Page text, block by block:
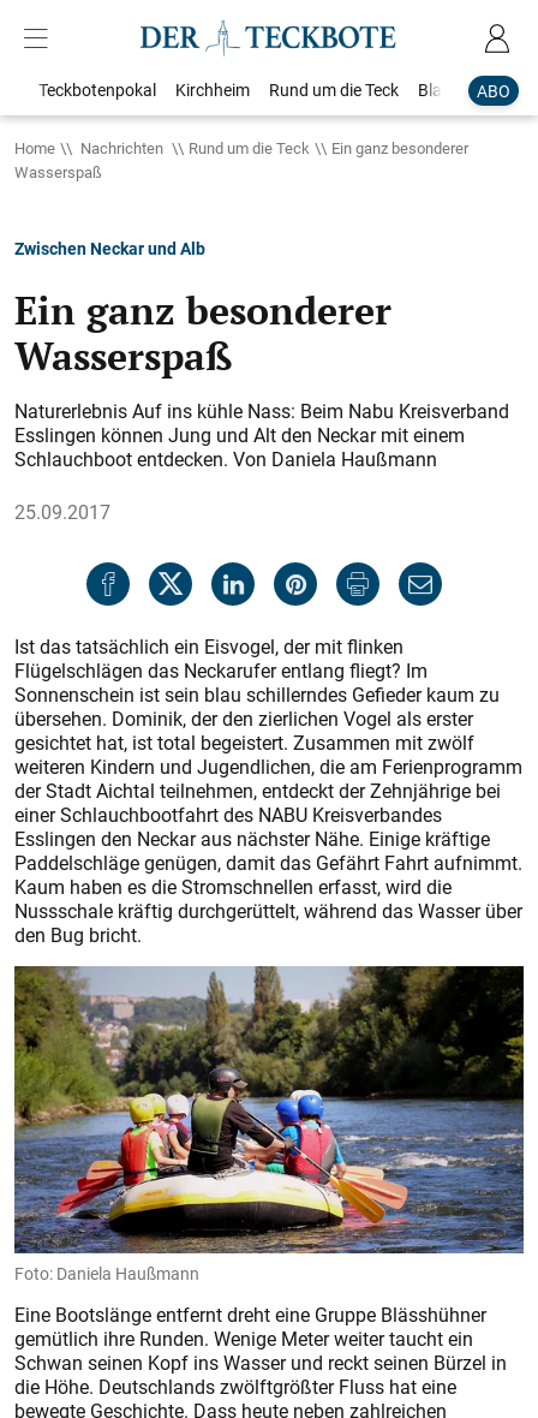
ABO
Teckbotenpokal Kirchheim Rund um die Teck Blaulicht
Home Nachrichten Rund um die Teck
Ein ganz besonderer
Wasserspaß
Zwischen Neckar und Alb
Ein ganz besonderer
Wasserspaß
Naturerlebnis Auf ins kühle Nass: Beim Nabu Kreisverband
Esslingen können Jung und Alt den Neckar mit einem
Schlauchboot entdecken. Von Daniela Haußmann
25.09.2017
Ist das tatsächlich ein Eisvogel, der mit flinken
Flügelschlägen das Neckarufer entlang fliegt? Im
Sonnenschein ist sein blau schillerndes Gefieder kaum zu
übersehen. Dominik, der den zierlichen Vogel als erster
gesichtet hat, ist total begeistert. Zusammen mit zwölf
weiteren Kindern und Jugendlichen, die am Ferienprogramm
der Stadt Aichtal teilnehmen, entdeckt der Zehnjährige bei
einer Schlauchbootfahrt des NABU Kreisverbandes
Esslingen den Neckar aus nächster Nähe. Einige kräftige
Paddelschläge genügen, damit das Gefährt Fahrt aufnimmt.
Kaum haben es die Stromschnellen erfasst, wird die
Nussschale kräftig durchgerüttelt, während das Wasser über
den Bug bricht.
Foto: Daniela Haußmann
Eine Bootslänge entfernt dreht eine Gruppe Blässhühner
gemütlich ihre Runden. Wenige Meter weiter taucht ein
Schwan seinen Kopf ins Wasser und reckt seinen Bürzel in
die Höhe. Deutschlands zwölftgrößter Fluss hat eine
bewegte Geschichte. Dass heute neben zahlreichen